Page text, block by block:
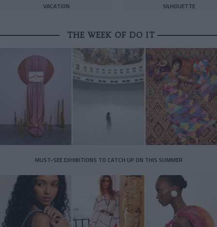
VACATION
SILHOUETTE
THE WEEK OF DO IT
MUST-SEE EXHIBITIONS TO CATCH UP ON THIS SUMMER